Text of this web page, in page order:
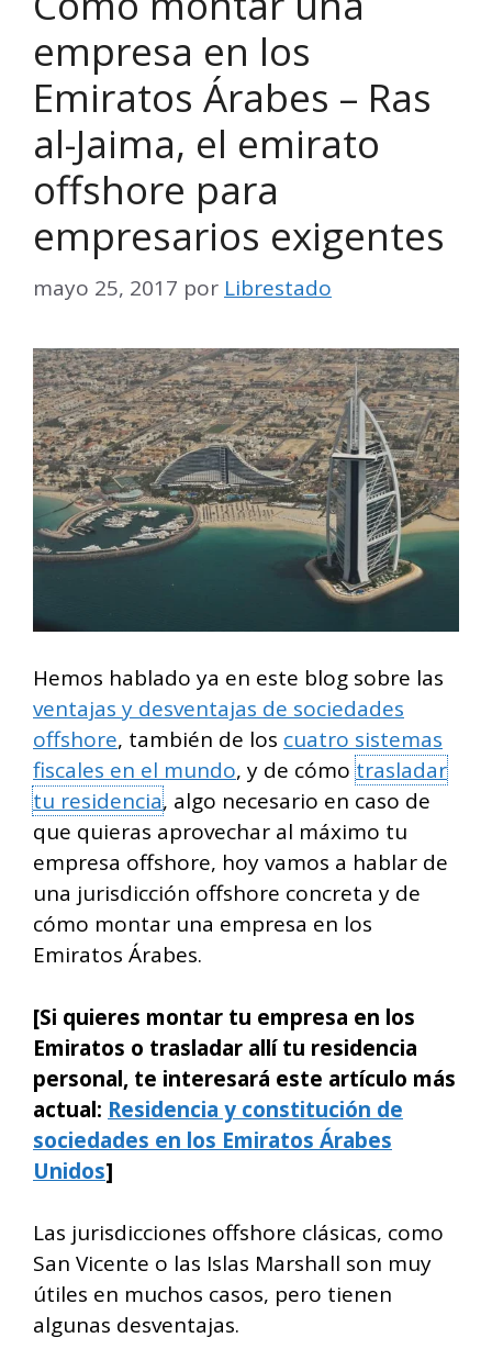
empresa en los
Emiratos Árabes – Ras
al-Jaima, el emirato
offshore para
empresarios exigentes
mayo 25, 2017 por Librestado
Hemos hablado ya en este blog sobre las
ventajas y desventajas de sociedades
offshore, también de los cuatro sistemas
fiscales en el mundo, y de cómotrasladar
tu residencia, algo necesario en caso de
que quieras aprovechar al máximo tu
empresa offshore, hoy vamos a hablar de
una jurisdicción offshore concreta y de
cómo montar una empresa en los
Emiratos Árabes.
[Si quieres montar tu empresa en los
Emiratos o trasladar allí tu residencia
personal, te interesará este artículo más
actual: Residencia y constitución de
sociedades en los Emiratos Árabes
Unidos]
Las jurisdicciones offshore clásicas, como
San Vicente o las Islas Marshall son muy
útiles en muchos casos, pero tienen
algunas desventajas.